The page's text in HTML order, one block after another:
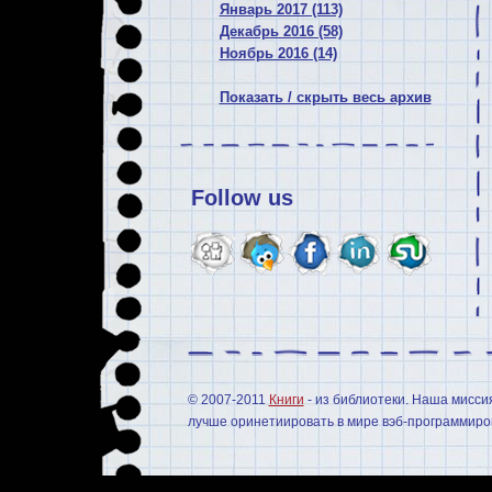
Январь 2017 (113)
Декабрь 2016 (58)
Ноябрь 2016 (14)
Показать / скрыть весь архив
Follow us
© 2007-2011 Книги - из библиотеки. Наша
лучше оринетиировать в мире вэб-